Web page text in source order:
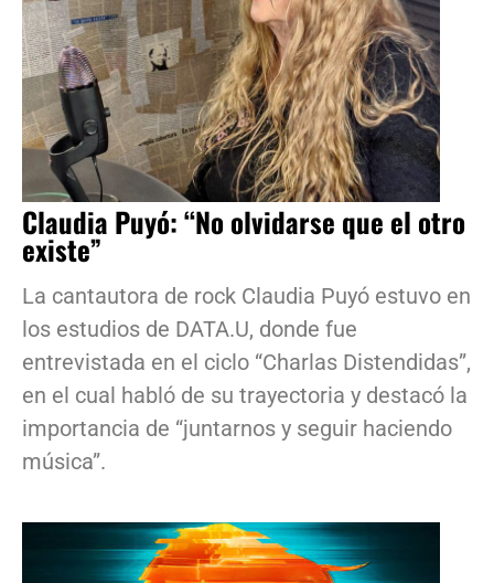
Claudia Puyó: “No olvidarse que el otro
existe”
La cantautora de rock Claudia Puyó estuvo en
los estudios de DATA.U, donde fue
entrevistada en el ciclo “Charlas Distendidas”,
en el cual habló de su trayectoria y destacó la
importancia de “juntarnos y seguir haciendo
música”.